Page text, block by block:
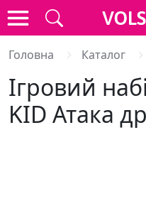
Головна Каталог
Ігровий
KID Атака